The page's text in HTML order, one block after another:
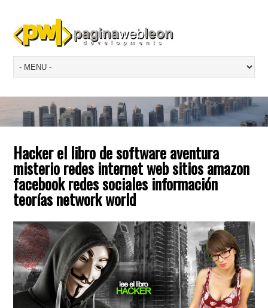
Hacker el libro de software aventura
misterio redes internet web sitios amazon
facebook redes sociales información
teorías network world